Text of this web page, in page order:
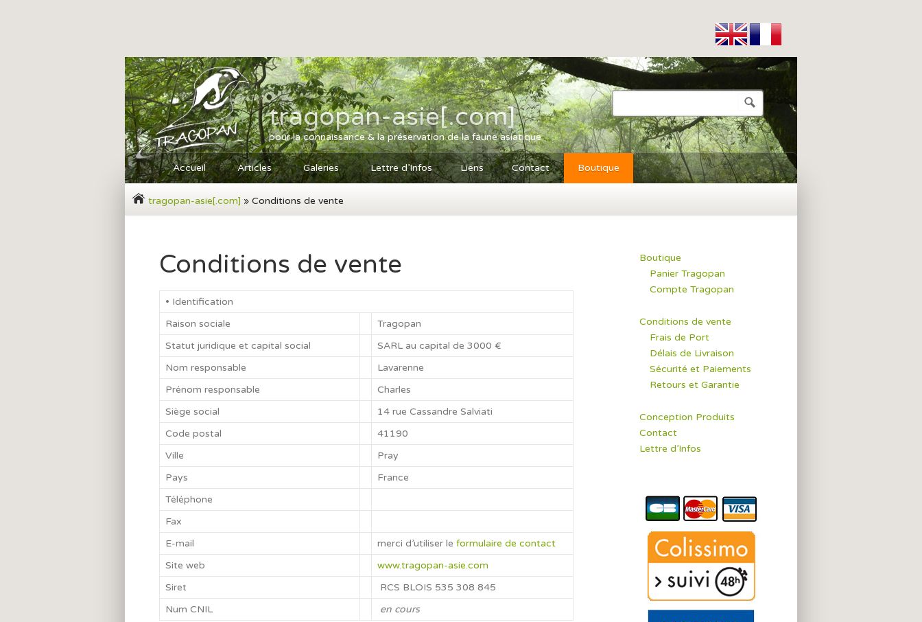
tragopan-asie[.com]
pour la connaissance & la préservation de la faune asiatique
Accueil Articles Galeries Lettre d’Infos Liens Contact Boutique
tragopan-asie[.com] » Conditions de vente
Conditions de vente
• Identification
Raison sociale
Tragopan
Statut juridique et capital social
SARL au capital de 3000 €
Nom responsable
Lavarenne
Prénom responsable
Charles
Siège social
14 rue Cassandre Salviati
Code postal
41190
Ville
Pray
Pays
France
Téléphone
Fax
E-mail
merci d’utiliser le formulaire de contact
Site web
www.tragopan-asie.com
Siret
RCS BLOIS 535 308 845
Num CNIL
en cours
Boutique
Panier Tragopan
Compte Tragopan
Conditions de vente
Frais de Port
Délais de Livraison
Sécurité et Paiements
Retours et Garantie
Conception Produits
Contact
Lettre d’Infos